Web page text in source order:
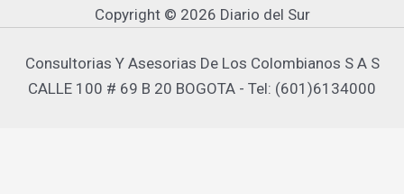
Copyright © 2026 Diario del Sur
Consultorias Y Asesorias De Los Colombianos S A S
CALLE 100 # 69 B 20 BOGOTA - Tel: (601)6134000